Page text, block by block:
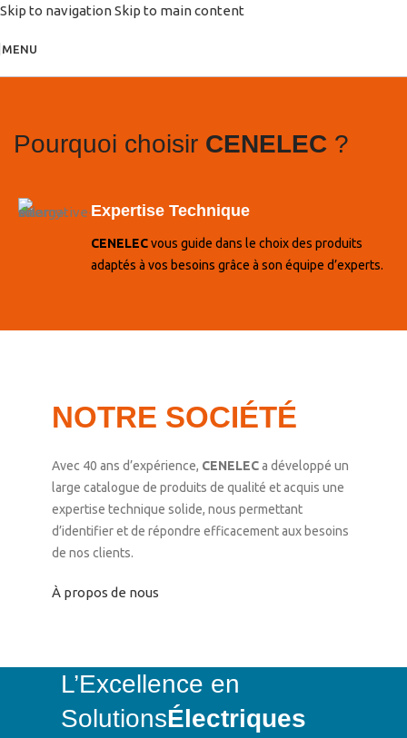
Skip to navigationSkip to main content
MENU
Pourquoi choisir CENELEC ?
Expertise Technique
CENELECvous guide dans le choix des produits
adaptés à vos besoins grâce à son équipe d’experts.
NOTRE SOCIÉTÉ
Avec 40 ans d’expérience, CENELECa développé un
large catalogue de produits de qualité et acquis une
expertise technique solide, nous permettant
d’identifier et de répondre efficacement aux besoins
de nos clients.
À propos de nous
L’Excellence en
SolutionsÉlectriques